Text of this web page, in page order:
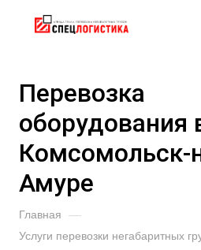
Перевозка
оборудования
Комсомольск-
Амуре
Главная —
Услуги перевозки негабаритных